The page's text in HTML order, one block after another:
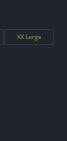
XX Large